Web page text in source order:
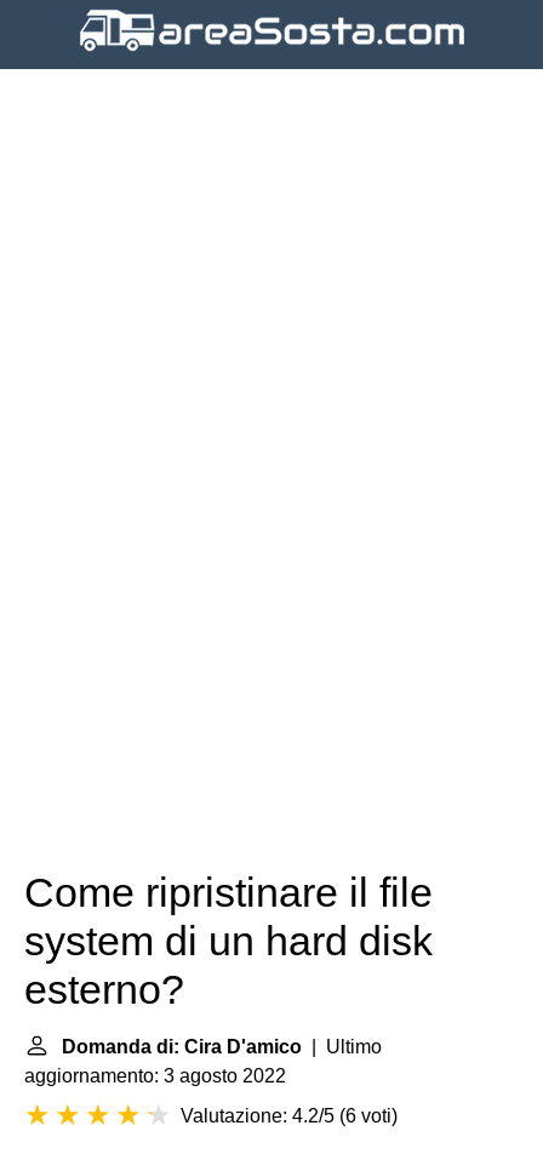
Come ripristinare il file
system di un hard disk
esterno?
Domanda di: Cira D'amico | Ultimo
aggiornamento: 3 agosto 2022
Valutazione: 4.2/5 (6 voti)